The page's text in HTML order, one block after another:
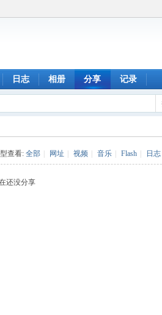
日志 相册 分享 记录
查看: 全部 网址 视频 音乐 Flash 日志
还没分享